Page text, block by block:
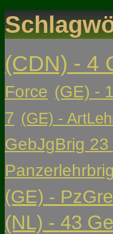
(CDN) - 4
Force (GE) -
7 (GE) -
GebJgBrig 23
(GE) -
(NL) - 43